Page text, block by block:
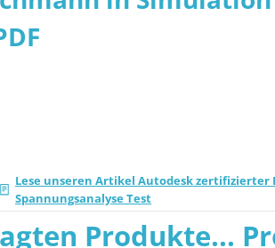
Lese unseren Artikel Autodesk
Spannungsanalyse Test
Produkte...